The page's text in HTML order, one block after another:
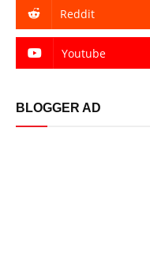
Reddit
Youtube
BLOGGER AD